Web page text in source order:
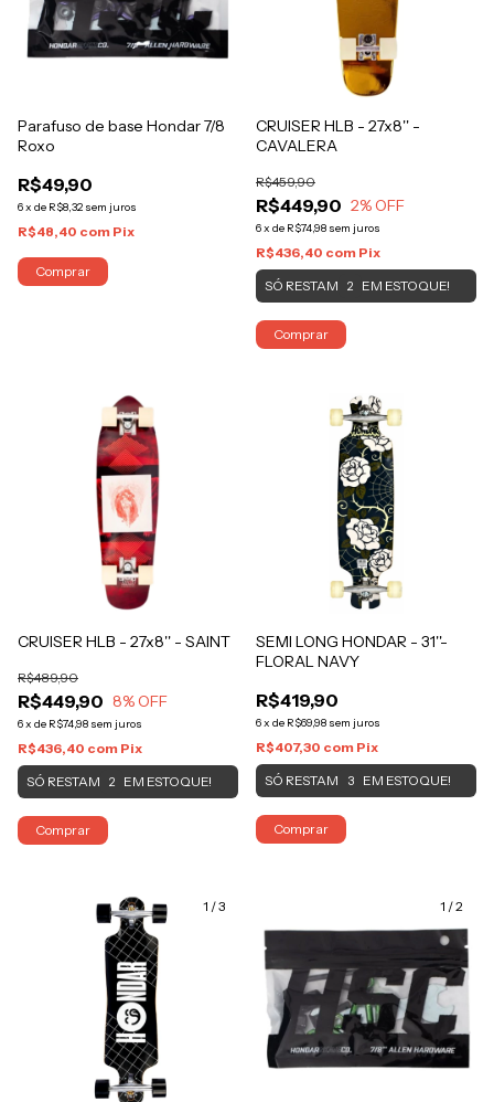
Parafuso de base Hondar 7/8
Roxo
R$49,90
6x de R$8,32 sem juros
R$48,40 com Pix
Comprar
CRUISER HLB - 27x8'' -
CAVALERA
R$449,90
R$459,90
2% OFF
6x de R$74,98 sem juros
R$436,40 com Pix
SÓ RESTAM 2 EM ESTOQUE!
Comprar
CRUISER HLB - 27x8'' - SAINT
R$449,90
R$489,90
8% OFF
6x de R$74,98 sem juros
R$436,40 com Pix
SÓ RESTAM 2 EM ESTOQUE!
Comprar
SEMI LONG HONDAR - 31''-
FLORAL NAVY
R$419,90
6x de R$69,98 sem juros
R$407,30 com Pix
SÓ RESTAM 3 EM ESTOQUE!
Comprar
1 /3 1 /2